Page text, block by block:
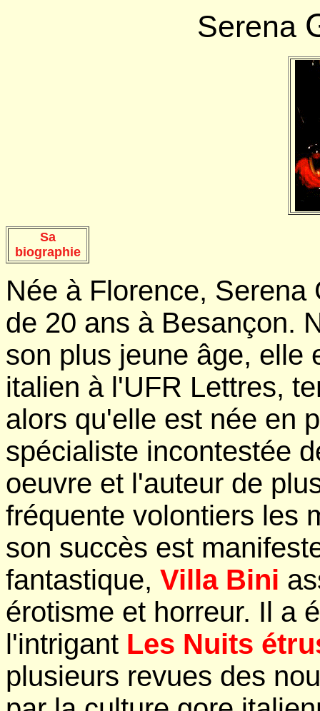
Serena
Sa
biographie
Née à Florence,
de 20 ans à Besançon.
son plus jeune âge, elle
italien à l'UFR Lettres,
alors qu'elle est née en
spécialiste incontestée
oeuvre et l'auteur de
fréquente volontiers les
son succès est
fantastique, Villa Bini
érotisme et horreur. Il a
l'intrigant Les Nuits
plusieurs revues des